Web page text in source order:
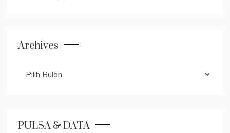
Archives
PULSA & DATA